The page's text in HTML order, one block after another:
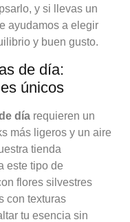
y si llevas un
ayudamos a elegir
y buen gusto.
de día:
únicos
día requieren un
más ligeros y un aire
tienda
este tipo de
flores silvestres
con texturas
tu esencia sin